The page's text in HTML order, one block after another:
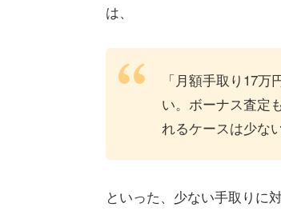
は、
「月額手取り17
い。ボーナス査定
れるケースは少な
といった、少ない手取りに